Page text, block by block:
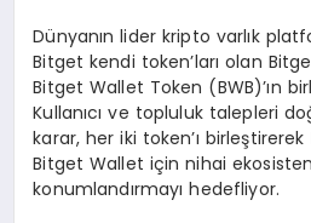
SAĞLIK
SPOR
Dünyanın lider kripto varlık
Bitget kendi token’ları olan
Bitget Wallet Token (BWB)’ın
Kullanıcı ve topluluk talepleri
karar, her iki token’ı birleştirerek
Bitget Wallet için nihai
konumlandırmayı hedefliyor.